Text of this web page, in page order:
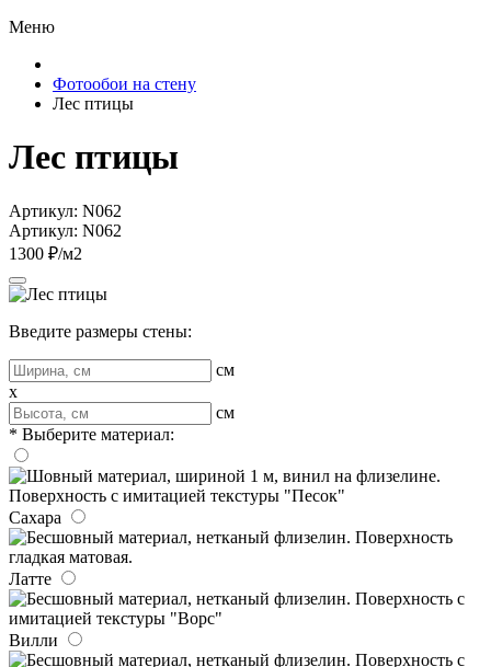
Меню
Фотообои на стену
Лес птицы
Лес птицы
Артикул: N062
Артикул: N062
1300 ₽/м2
Введите размеры стены:
см
x
см
* Выберите материал:
Сахара
Латте
Вилли